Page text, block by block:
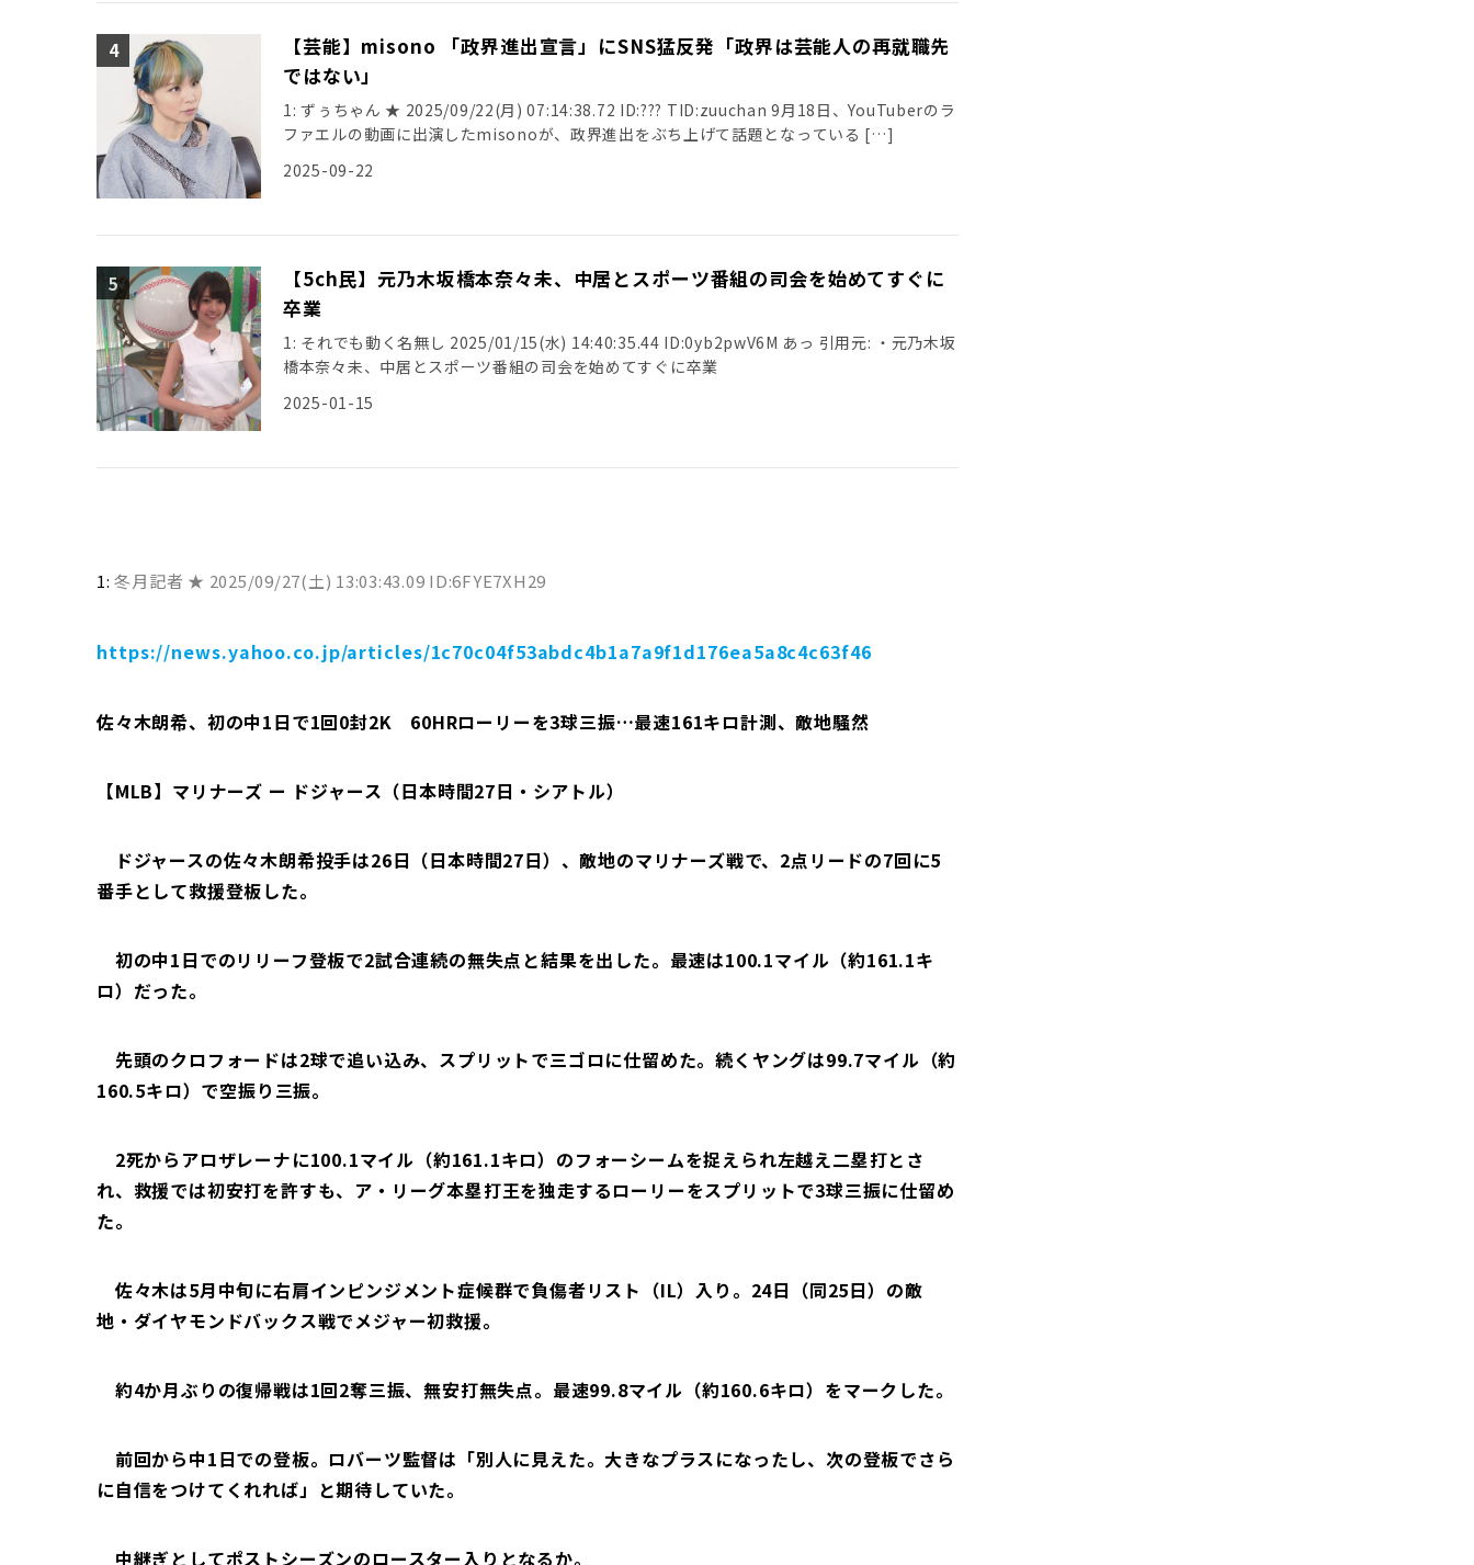
【芸能】misono 「政界進出宣言」にSNS猛反発「政界は芸能人の再就職先
ではない」
1: ずぅちゃん ★ 2025/09/22(月) 07:14:38.72 ID:??? TID:zuuchan 9月18日、YouTuberのラ
ファエルの動画に出演したmisonoが、政界進出をぶち上げて話題となっている […]
2025-09-22
【5ch民】元乃木坂橋本奈々未、中居とスポーツ番組の司会を始めてすぐに
卒業
1: それでも動く名無し 2025/01/15(水) 14:40:35.44 ID:0yb2pwV6M あっ 引用元: ・元乃木坂
橋本奈々未、中居とスポーツ番組の司会を始めてすぐに卒業
2025-01-15
1:冬月記者 ★ 2025/09/27(土) 13:03:43.09 ID:6FYE7XH29
https://news.yahoo.co.jp/articles/1c70c04f53abdc4b1a7a9f1d176ea5a8c4c63f46
佐々木朗希、初の中1日で1回0封2K 60HRローリーを3球三振…最速161キロ計測、敵地騒然
【MLB】マリナーズ ー ドジャース（日本時間27日・シアトル）
ドジャースの佐々木朗希投手は26日（日本時間27日）、敵地のマリナーズ戦で、2点リードの7回に5
番手として救援登板した。
初の中1日でのリリーフ登板で2試合連続の無失点と結果を出した。最速は100.1マイル（約161.1キ
ロ）だった。
先頭のクロフォードは2球で追い込み、スプリットで三ゴロに仕留めた。続くヤングは99.7マイル（約
160.5キロ）で空振り三振。
2死からアロザレーナに100.1マイル（約161.1キロ）のフォーシームを捉えられ左越え二塁打とさ
れ、救援では初安打を許すも、ア・リーグ本塁打王を独走するローリーをスプリットで3球三振に仕留め
た。
佐々木は5月中旬に右肩インピンジメント症候群で負傷者リスト（IL）入り。24日（同25日）の敵
地・ダイヤモンドバックス戦でメジャー初救援。
約4か月ぶりの復帰戦は1回2奪三振、無安打無失点。最速99.8マイル（約160.6キロ）をマークした。
前回から中1日での登板。ロバーツ監督は「別人に見えた。大きなプラスになったし、次の登板でさら
に自信をつけてくれれば」と期待していた。
中継ぎとしてポストシーズンのロースター入りとなるか。